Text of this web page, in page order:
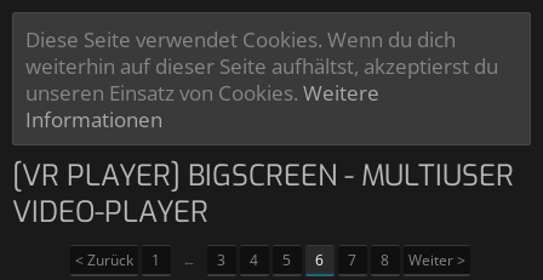
Diese Seite verwendet Cookies. Wenn du dich
weiterhin auf dieser Seite aufhältst, akzeptierst du
unseren Einsatz von Cookies. Weitere
Informationen
[VR PLAYER] BIGSCREEN - MULTIUSER
VIDEO-PLAYER
< Zurück 1 ← 3 4 5 6 7 8 Weiter >